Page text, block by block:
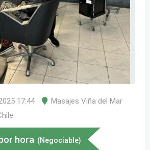
17:44
Masajes Viña del Mar
hora (Negociable)